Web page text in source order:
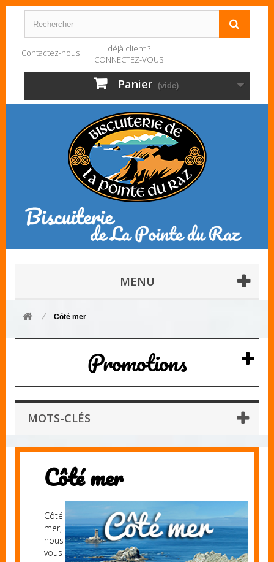
Contactez-nous
déjà client ?
CONNECTEZ-VOUS
Panier (vide)
MENU
Côté mer
Promotions
MOTS-CLÉS
Côté mer
Côté
mer,
nous
vous